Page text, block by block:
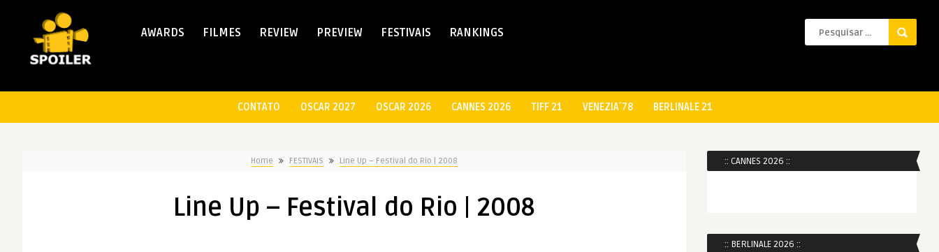
AWARDS FILMES REVIEW PREVIEW FESTIVAIS RANKINGS
CONTATO OSCAR 2027 OSCAR 2026 CANNES 2026 TIFF 21 VENEZIA´78 BERLINALE 21
Home FESTIVAIS Line Up – Festival do Rio | 2008
Line Up – Festival do Rio | 2008
:: CANNES 2026 ::
:: BERLINALE 2026 ::